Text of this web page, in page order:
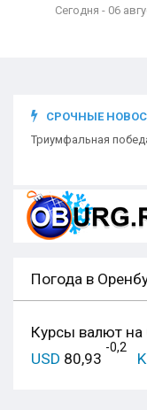
Сегодня - 06
СРОЧНЫЕ
Триумфальная
Погода в
Курсы валют на
USD 80,93
-0,2